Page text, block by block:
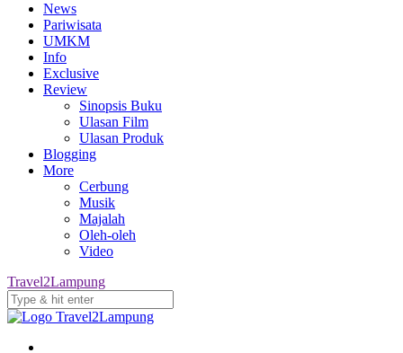
News
Pariwisata
UMKM
Info
Exclusive
Review
Sinopsis Buku
Ulasan Film
Ulasan Produk
Blogging
More
Cerbung
Musik
Majalah
Oleh-oleh
Video
Travel2Lampung